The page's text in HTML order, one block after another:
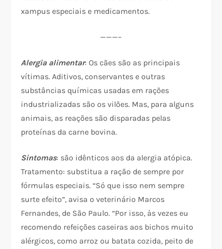
xampus especiais e medicamentos.
———–
Alergia alimentar: Os cães são as principais
vítimas. Aditivos, conservantes e outras
substâncias químicas usadas em rações
industrializadas são os vilões. Mas, para alguns
animais, as reações são disparadas pelas
proteínas da carne bovina.
Sintomas: são idênticos aos da alergia atópica.
Tratamento: substitua a ração de sempre por
fórmulas especiais. “Só que isso nem sempre
surte efeito”, avisa o veterinário Marcos
Fernandes, de São Paulo. “Por isso, às vezes eu
recomendo refeições caseiras aos bichos muito
alérgicos, como arroz ou batata cozida, peito de